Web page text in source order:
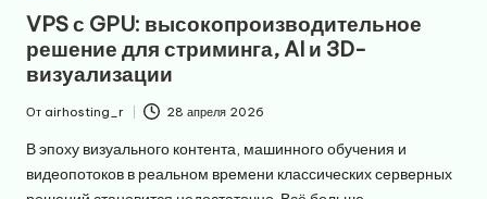
VPS с GPU: высокопроизводительное
решение для стриминга, AI и 3D-
визуализации
Запись
от
От airhosting_r 28 апреля 2026
В эпоху визуального контента, машинного обучения и
видеопотоков в реальном времени классических серверных